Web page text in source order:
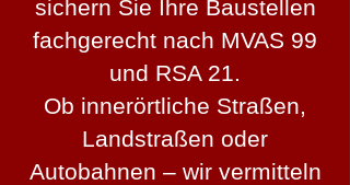
sichern Sie Ihre Baustellen
fachgerecht nach MVAS 99
und RSA 21.
Ob innerörtliche Straßen,
Landstraßen oder
Autobahnen – wir vermitteln